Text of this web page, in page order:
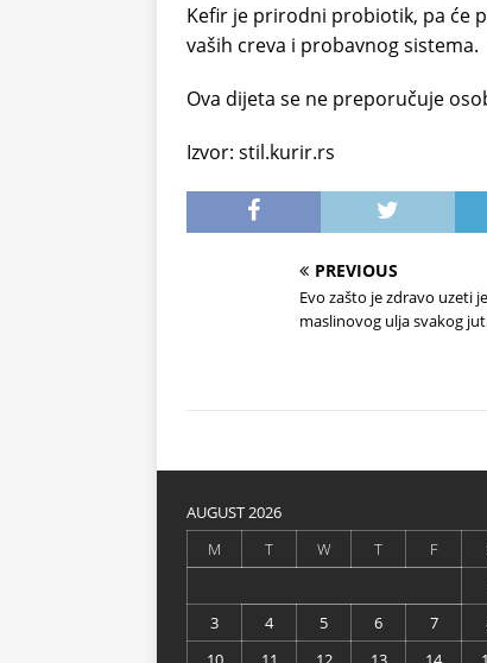
Kefir je prirodni probiotik, pa će
vaših creva i probavnog sistema.
Ova dijeta se ne preporučuje
Izvor: stil.kurir.rs
PREVIOUS
Evo zašto je zdravo uzeti
maslinovog ulja svakog
AUGUST 2026
M
T W T F
3
4 5 6 7